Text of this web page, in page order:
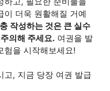
이 더욱 원활해질 거예
작성하는 것은 큰 실수
의해 주세요. 여권을 발
험을 시작해보세요!
고, 지금 당장 여권 발급